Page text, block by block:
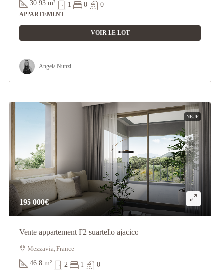
30.93 m² 1 0 0
APPARTEMENT
VOIR LE LOT
Angela Nunzi
NEUF
195 000€
Vente appartement F2 suartello ajacico
Mezzavia, France
46.8 m² 2 1 0